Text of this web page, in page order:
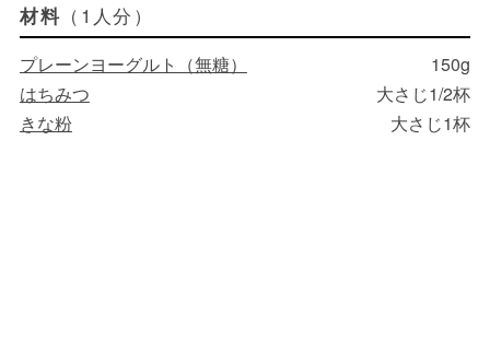
材料 （1人分）
プレーンヨーグルト（無糖）
150g
はちみつ
大さじ1/2杯
きな粉
大さじ1杯